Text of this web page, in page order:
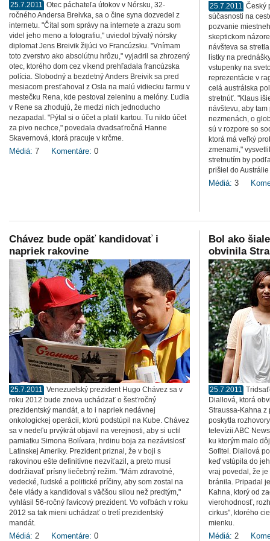
25.7.2011 Otec páchateľa útokov v Nórsku, 32-
ročného Andersa Breivka, sa o čine syna dozvedel z
internetu. "Čítal som správy na internete a zrazu som
videl jeho meno a fotografiu," uviedol bývalý nórsky
diplomat Jens Breivik žijúci vo Francúzsku. "Vnímam
toto zverstvo ako absolútnu hrôzu," vyjadril sa zhrozený
otec, ktorého dom cez víkend prehľadala francúzska
polícia. Slobodný a bezdetný Anders Breivik sa pred
mesiacom presťahoval z Osla na malú vidiecku farmu v
mestečku Rena, kde pestoval zeleninu a melóny. Ľudia
v Rene sa zhodujú, že medzi nich jednoducho
nezapadal. "Pýtal si o účet a platil kartou. Tu nikto účet
za pivo nechce," povedala dvadsaťročná Hanne
Skavernová, ktorá pracuje v krčme.
Médiá: 7 Komentáre: 0
25.7.2011 Český
súčasnosti na
pozvanie
skeptickom
návšteva sa
lístky na
vstupenky na
reprezentácie v
celá austrálska
stretnúť. "Klaus
návštevu, aby
nezmenách, o
sú v rozpore so
ktorá má veľký
zmenami,"
stretnutím by
prišiel do
Médiá: 3
Chávez bude opäť kandidovať i
napriek rakovine
25.7.2011 Venezuelský prezident Hugo Chávez sa v
roku 2012 bude znova uchádzať o šesťročný
prezidentský mandát, a to i napriek nedávnej
onkologickej operácii, ktorú podstúpil na Kube. Chávez
sa v nedeľu prvýkrát objavil na verejnosti, aby si uctil
pamiatku Simona Bolívara, hrdinu boja za nezávislosť
Latinskej Ameriky. Prezident priznal, že v boji s
rakovinou ešte definitívne nezvíťazil, a preto musí
dodržiavať prísny liečebný režim. "Mám zdravotné,
vedecké, ľudské a politické príčiny, aby som zostal na
čele vlády a kandidoval s väčšou silou než predtým,"
vyhlásil 56-ročný ľavicový prezident. Vo voľbách v roku
2012 sa tak mieni uchádzať o tretí prezidentský
mandát.
Médiá: 2 Komentáre: 0
Bol ako
obvinila
25.7.2011
Diallová, ktorá
Straussa-Kahna z
poskytla
televízii ABC
ku ktorým malo
Sofitel. Diallová
keď vstúpila do
vraj povedal, že
bránila. Pripadal
Kahna, ktorý od
vierohodnosť,
cirkus", ktorého
mienku.
Médiá: 2